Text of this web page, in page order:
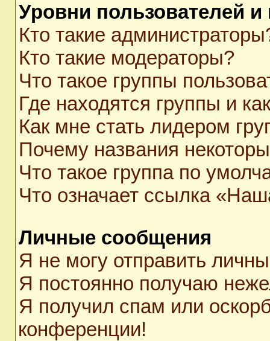
Уровни пользователей и
Кто такие
Кто такие модераторы?
Что такое группы
Где находятся группы и
Как мне стать лидером
Почему названия
Что такое группа по
Что означает ссылка
Личные сообщения
Я не могу отправить
Я постоянно получаю
Я получил спам или
конференции!